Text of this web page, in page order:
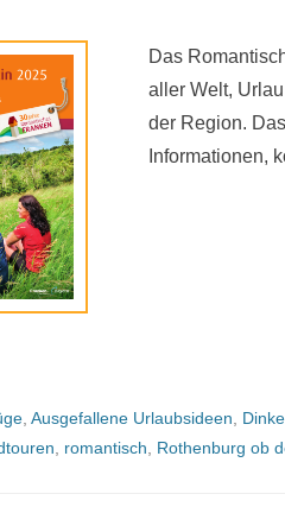
Das
aller Welt,
der Region.
Informationen,
, Ausgefallene Urlaubsideen,
, romantisch, Rothenburg ob